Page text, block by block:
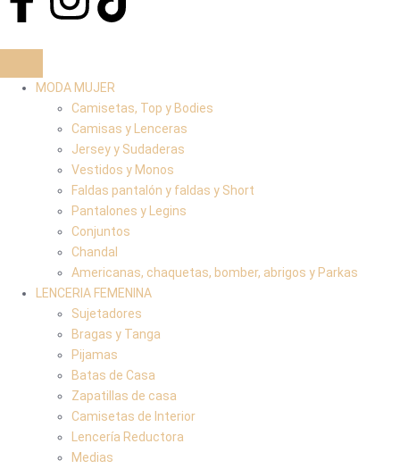
MODA MUJER
Camisetas, Top y Bodies
Camisas y Lenceras
Jersey y Sudaderas
Vestidos y Monos
Faldas pantalón y faldas y Short
Pantalones y Legins
Conjuntos
Chandal
Americanas, chaquetas, bomber, abrigos y Parkas
LENCERIA FEMENINA
Sujetadores
Bragas y Tanga
Pijamas
Batas de Casa
Zapatillas de casa
Camisetas de Interior
Lencería Reductora
Medias